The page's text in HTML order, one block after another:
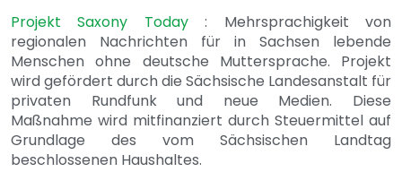
Projekt Saxony Today: Mehrsprachigkeit von
regionalen Nachrichten für in Sachsen lebende
Menschen ohne deutsche Muttersprache. Projekt
wird gefördert durch die Sächsische Landesanstalt für
privaten Rundfunk und neue Medien. Diese
Maßnahme wird mitfinanziert durch Steuermittel auf
Grundlage des vom Sächsischen Landtag
beschlossenen Haushaltes.